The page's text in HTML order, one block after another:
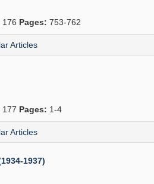
176 Pages: 753-762
Articles
177 Pages: 1-4
Articles
1937)